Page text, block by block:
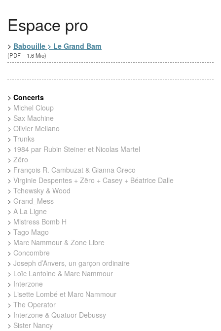
Espace pro
> Babouille > Le Grand Bam
(PDF – 1.6 Mio)
> Concerts
> Michel Cloup
> Sax Machine
> Olivier Mellano
> Trunks
> 1984 par Rubin Steiner et Nicolas Martel
> Zëro
> François R. Cambuzat & Gianna Greco
> Virginie Despentes + Zëro + Casey + Béatrice Dalle
> Tchewsky & Wood
> Grand_Mess
> A La Ligne
> Mistress Bomb H
> Tago Mago
> Marc Nammour & Zone Libre
> Concombre
> Joseph d’Anvers, un garçon ordinaire
> Loïc Lantoine & Marc Nammour
> Interzone
> Lisette Lombé et Marc Nammour
> The Operator
> Interzone & Quatuor Debussy
> Sister Nancy